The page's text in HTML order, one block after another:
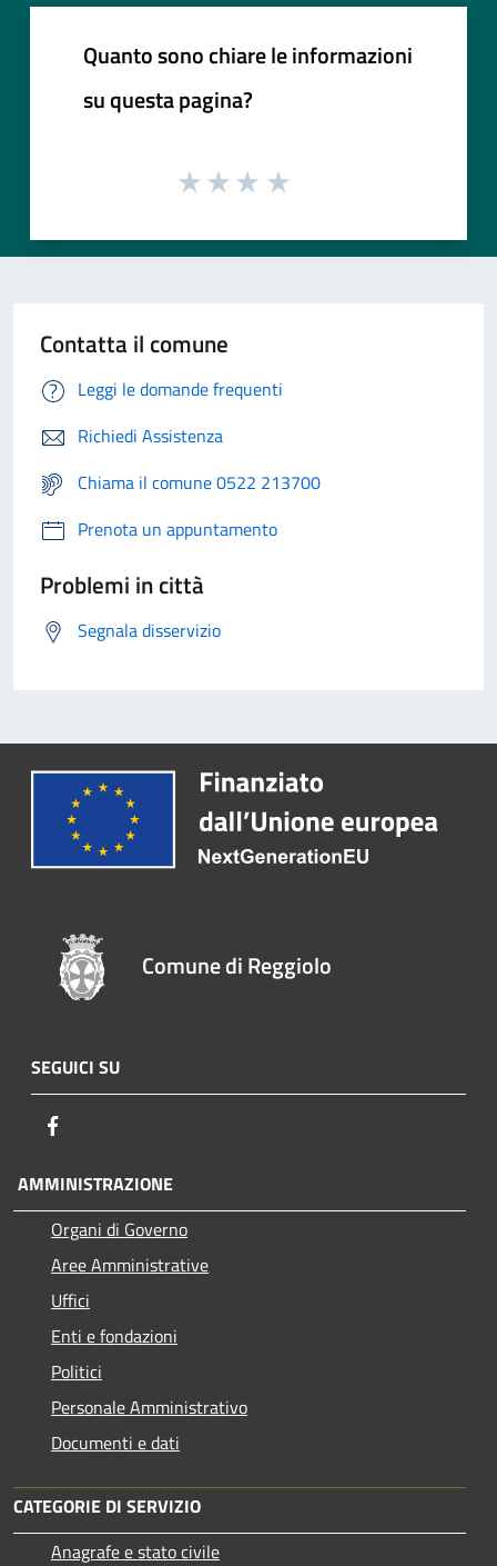
Quanto sono chiare le informazioni
su questa pagina?
Contatta il comune
Leggi le domande frequenti
Richiedi Assistenza
Chiama il comune 0522 213700
Prenota un appuntamento
Problemi in città
Segnala disservizio
Comune di Reggiolo
SEGUICI SU
AMMINISTRAZIONE
Organi di Governo
Aree Amministrative
Uffici
Enti e fondazioni
Politici
Personale Amministrativo
Documenti e dati
CATEGORIE DI SERVIZIO
Anagrafe e stato civile